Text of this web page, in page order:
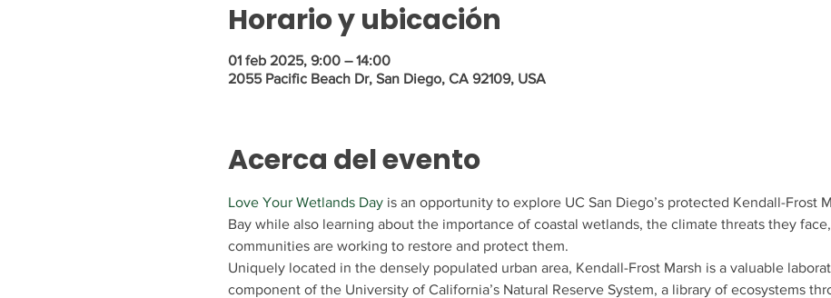
Horario y ubicación
01 feb 2025, 9:00 – 14:00
2055 Pacific Beach Dr, San Diego, CA 92109, USA
Acerca del evento
Love Your Wetlands Day is an opportunity to explore UC San Diego’s protected Kendall-Frost
Bay while also learning about the importance of coastal wetlands, the climate threats they
communities are working to restore and protect them.
Uniquely located in the densely populated urban area, Kendall-Frost Marsh is a valuable
component of the University of California’s Natural Reserve System, a library of ecosystems